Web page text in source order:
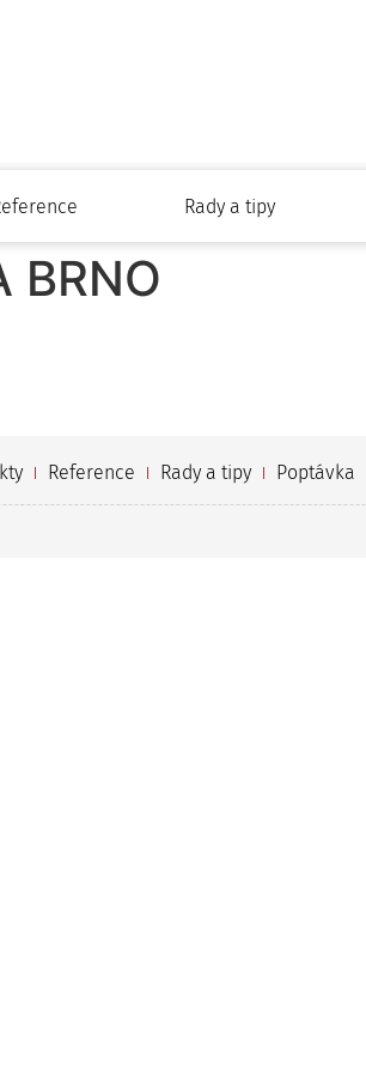
Rady a tipy
BRNO
Reference Rady a tipy Poptávka